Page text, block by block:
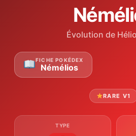
Évolution de
FICHE POKÉDEX
Némélios
RARE V1
TYPE